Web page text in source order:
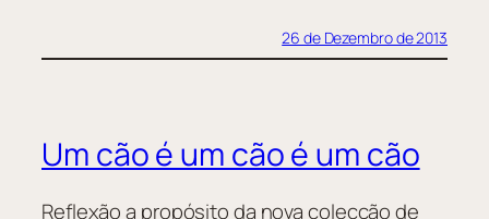
26 de Dezembro de 2013
Um cão é um cão é um cão
Reflexão a propósito da nova colecção de